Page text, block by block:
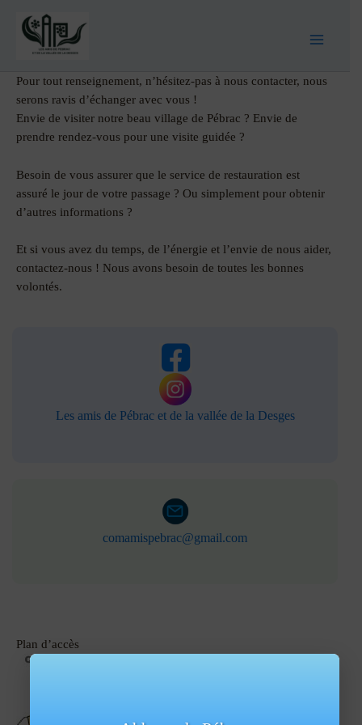
Pour tout renseignement, n’hésitez-pas à nous contacter, nous
serons ravis d’échanger avec vous !
Envie de visiter notre beau village de Pébrac ? Envie de
prendre rendez-vous pour une visite guidée ?
Besoin de vous assurer que le service de restauration est
assuré le jour de votre passage ? Ou simplement pour obtenir
d’autres informations ?
Et si vous avez du temps, de l’énergie et l’envie de nous aider,
contactez-nous ! Nous avons besoin de toutes les bonnes
volontés.
Les amis de Pébrac et de la vallée de la Desges
comamispebrac@gmail.com
Plan d’accès